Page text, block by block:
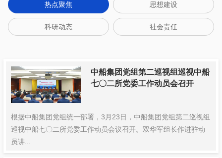
热点聚焦 思想建设
科研动态 社会责任
中船集团党组第二巡视组巡视中船
七〇二所党委工作动员会召开
根据中船集团党组统一部署，3月23日，中船集团党组第二巡视组
巡视中船七〇二所党委工作动员会议召开。双华军组长作进驻动
员讲...